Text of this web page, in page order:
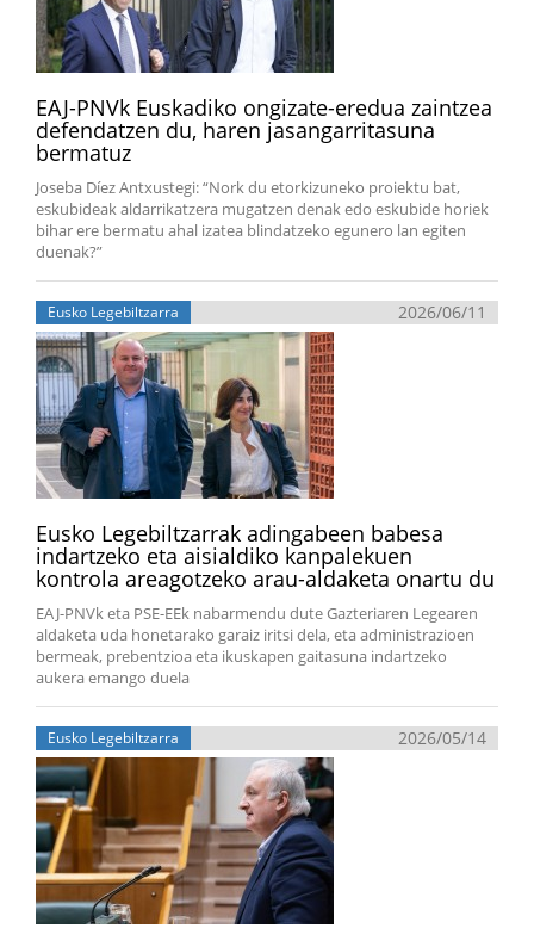
EAJ-PNVk Euskadiko ongizate-eredua zaintzea
defendatzen du, haren jasangarritasuna
bermatuz
Joseba Díez Antxustegi: “Nork du etorkizuneko proiektu bat,
eskubideak aldarrikatzera mugatzen denak edo eskubide horiek
bihar ere bermatu ahal izatea blindatzeko egunero lan egiten
duenak?”
Eusko Legebiltzarra 2026/06/11
Eusko Legebiltzarrak adingabeen babesa
indartzeko eta aisialdiko kanpalekuen
kontrola areagotzeko arau-aldaketa onartu du
EAJ-PNVk eta PSE-EEk nabarmendu dute Gazteriaren Legearen
aldaketa uda honetarako garaiz iritsi dela, eta administrazioen
bermeak, prebentzioa eta ikuskapen gaitasuna indartzeko
aukera emango duela
Eusko Legebiltzarra 2026/05/14